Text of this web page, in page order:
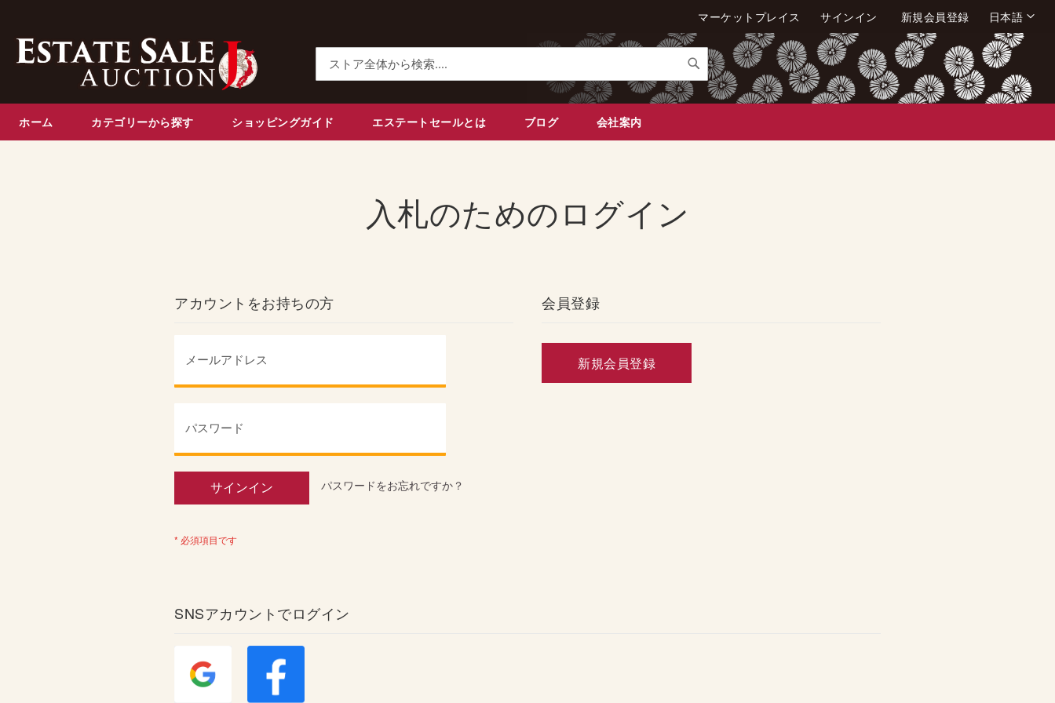
テ
ン
に
ス
キ
言
語
日本語
マーケットプレイス サインイン 新規会員登録
検
検
索
ホーム カテゴリーから探す ショッピングガイド エステートセールとは ブログ 会社案内
入札のためのログイン
アカウントをお持ちの方
サインイン パスワードをお忘れですか？
会員登録
新規会員登録
SNSアカウントでログイン